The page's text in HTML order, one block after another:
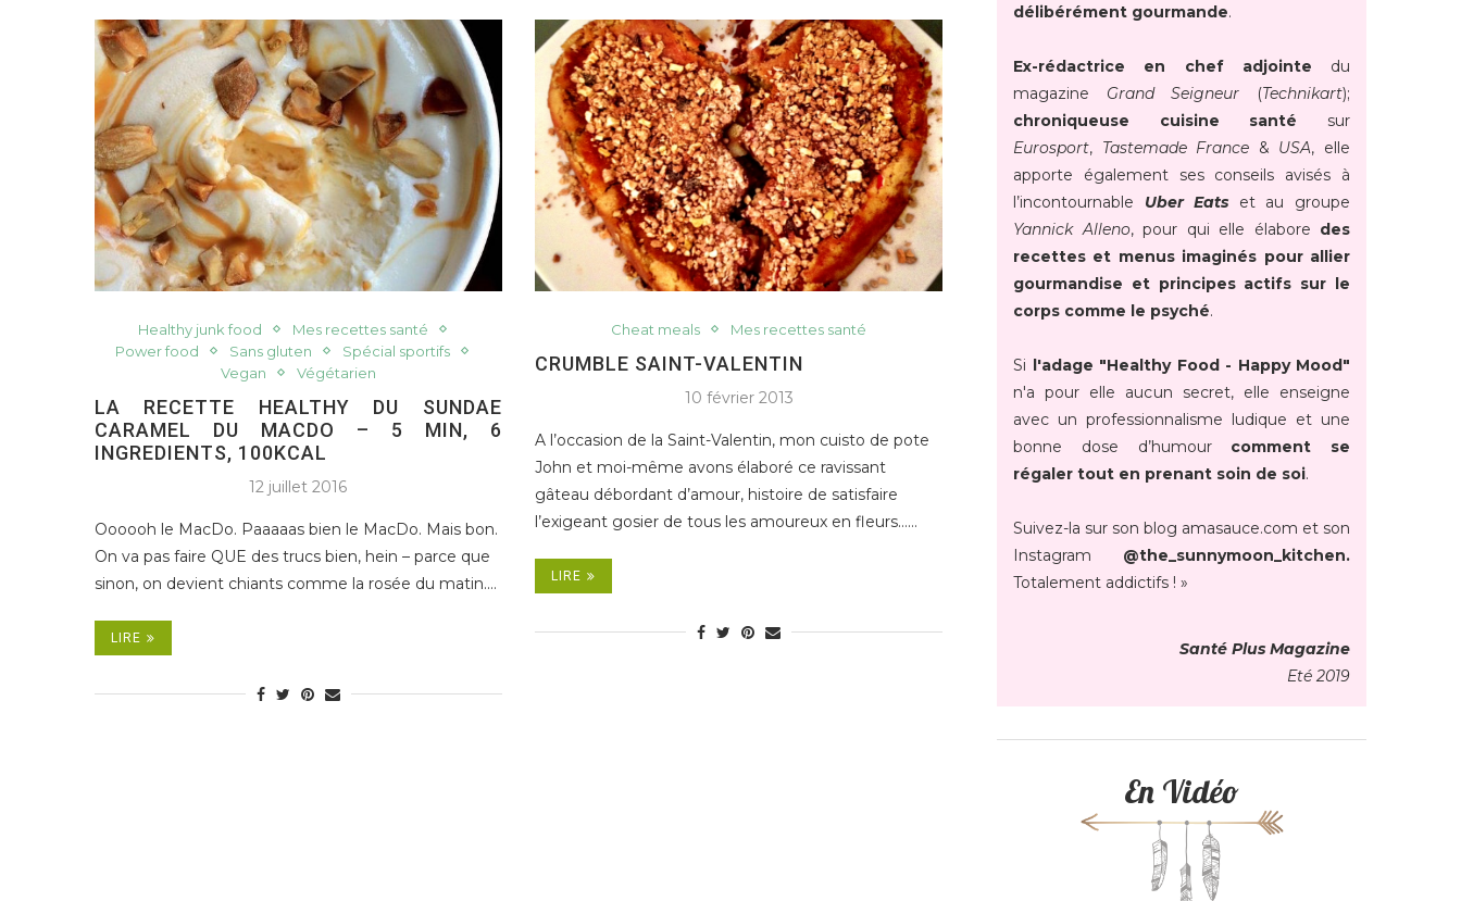
Healthy junk food
Mes recettes santé
Power food
Sans gluten
Spécial sportifs
Vegan
Végétarien
LA RECETTE HEALTHY DU SUNDAE
CARAMEL DU MACDO – 5 MIN, 6
INGREDIENTS, 100KCAL
12 juillet 2016
Oooooh le MacDo. Paaaaas bien le MacDo. Mais bon.
On va pas faire QUE des trucs bien, hein – parce que
sinon, on devient chiants comme la rosée du matin.…
LIRE
Cheat meals Mes recettes santé
CRUMBLE SAINT-VALENTIN
10 février 2013
A l’occasion de la Saint-Valentin, mon cuisto de pote
John et moi-même avons élaboré ce ravissant
gâteau débordant d’amour, histoire de satisfaire
l’exigeant gosier de tous les amoureux en fleurs……
LIRE
délibérément gourmande.
Ex-rédactrice en chef adjointe du
magazine Grand Seigneur (Technikart);
chroniqueuse cuisine santé sur
Eurosport, Tastemade France & USA, elle
apporte également ses conseils avisés à
l’incontournable Uber Eats et au groupe
Yannick Alleno, pour qui elle élabore des
recettes et menus imaginés pour allier
gourmandise et principes actifs sur le
corps comme le psyché.
Si l'adage "Healthy Food - Happy Mood"
n'a pour elle aucun secret, elle enseigne
avec un professionnalisme ludique et une
bonne dose d’humour comment se
régaler tout en prenant soin de soi.
Suivez-la sur son blog amasauce.com et son
Instagram @the_sunnymoon_kitchen.
Totalement addictifs ! »
Santé Plus Magazine
Eté 2019
En Vidéo